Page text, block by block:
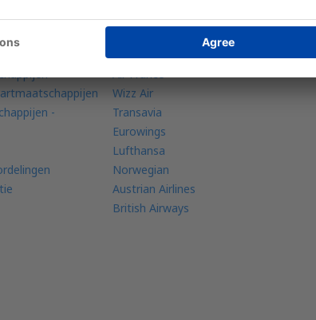
-
Luchtvaartmaatschappijen
Ryanair
Air France
Wizz Air
Transavia
Eurowings
Lufthansa
Norwegian
Austrian Airlines
British Airways